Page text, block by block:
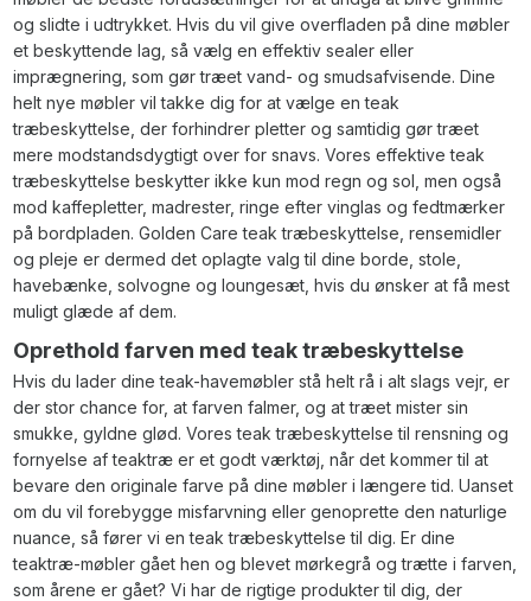
og slidte i udtrykket. Hvis du vil give overfladen på dine møbler
et beskyttende lag, så vælg en effektiv sealer eller
imprægnering, som gør træet vand- og smudsafvisende. Dine
helt nye møbler vil takke dig for at vælge en teak
træbeskyttelse, der forhindrer pletter og samtidig gør træet
mere modstandsdygtigt over for snavs. Vores effektive teak
træbeskyttelse beskytter ikke kun mod regn og sol, men også
mod kaffepletter, madrester, ringe efter vinglas og fedtmærker
på bordpladen. Golden Care teak træbeskyttelse, rensemidler
og pleje er dermed det oplagte valg til dine borde, stole,
havebænke, solvogne og loungesæt, hvis du ønsker at få mest
muligt glæde af dem.
Oprethold farven med teak træbeskyttelse
Hvis du lader dine teak-havemøbler stå helt rå i alt slags vejr, er
der stor chance for, at farven falmer, og at træet mister sin
smukke, gyldne glød. Vores teak træbeskyttelse til rensning og
fornyelse af teaktræ er et godt værktøj, når det kommer til at
bevare den originale farve på dine møbler i længere tid. Uanset
om du vil forebygge misfarvning eller genoprette den naturlige
nuance, så fører vi en teak træbeskyttelse til dig. Er dine
teaktræ-møbler gået hen og blevet mørkegrå og trætte i farven,
som årene er gået? Vi har de rigtige produkter til dig, der